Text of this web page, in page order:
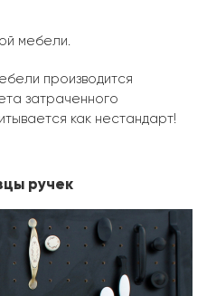
мебели.
производится
затраченного
как нестандарт!
ручек